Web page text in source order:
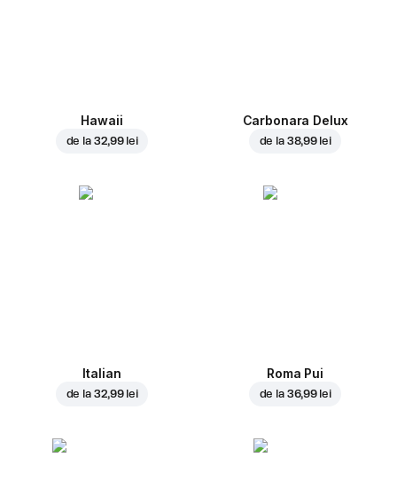
Hawaii
de la 32,99 lei
Carbonara Delux
de la 38,99 lei
Italian
de la 32,99 lei
Roma Pui
de la 36,99 lei